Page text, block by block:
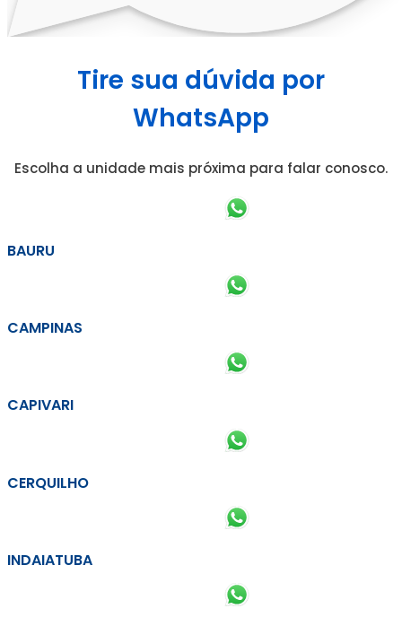
Tire sua dúvida por
WhatsApp
Escolha a unidade mais próxima para falar conosco.
BAURU
CAMPINAS
CAPIVARI
CERQUILHO
INDAIATUBA